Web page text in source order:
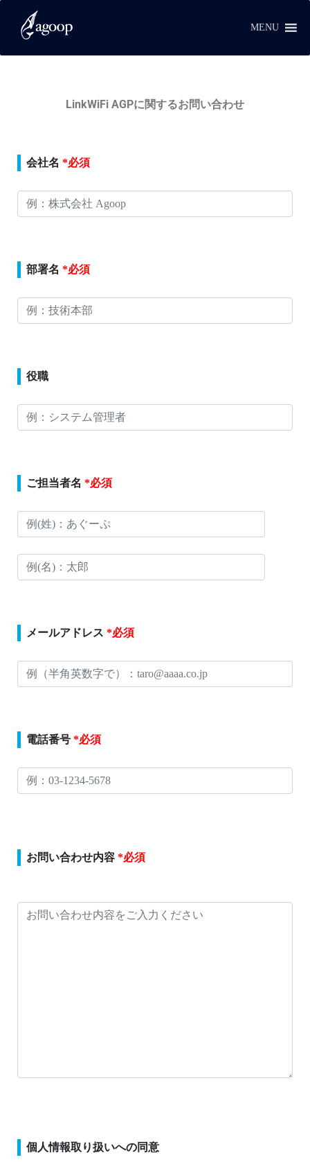
MENU
LinkWiFi AGPに関するお問い合わせ
会社名 *必須
部署名 *必須
役職
ご担当者名 *必須
メールアドレス *必須
電話番号 *必須
お問い合わせ内容 *必須
個人情報取り扱いへの同意